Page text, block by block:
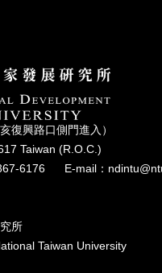
復興路⼝側⾨進入）
Taiwan (R.O.C.)
6176 E-mail：
所
Taiwan University